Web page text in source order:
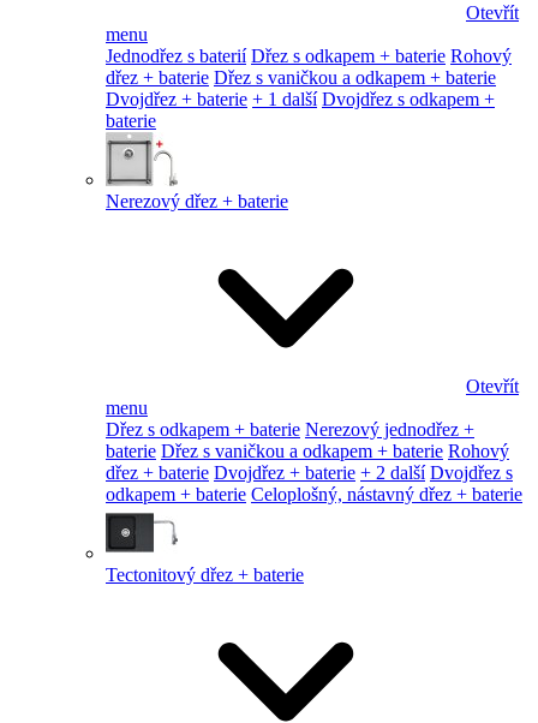
Otevřít
menu
Jednodřez s baterií Dřez s odkapem + baterie Rohový
dřez + baterie Dřez s vaničkou a odkapem + baterie
Dvojdřez + baterie + 1 další Dvojdřez s odkapem +
baterie
Nerezový dřez + baterie
Otevřít
menu
Dřez s odkapem + baterie Nerezový jednodřez +
baterie Dřez s vaničkou a odkapem + baterie Rohový
dřez + baterie Dvojdřez + baterie + 2 další Dvojdřez s
odkapem + baterie Celoplošný, nástavný dřez + baterie
Tectonitový dřez + baterie